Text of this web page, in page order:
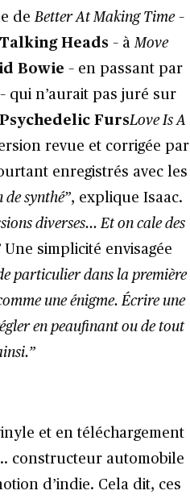
deBetter At Making Time–
Talking Heads – àMove
Bowie – en passant par
qui n’aurait pas juré sur
Psychedelic FursLove Is A
revue et corrigée par
enregistrés avec les
de synthé”, explique Isaac.
diverses… Et on cale des
Une simplicité envisagée
particulier dans la première
une énigme. Écrire une
en peaufinant ou de tout
et en téléchargement
constructeur automobile
d’indie. Cela dit, ces